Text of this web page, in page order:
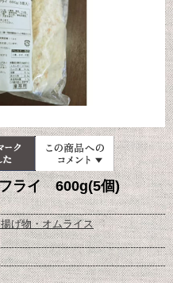
ライ 600g(5個)
げ物・オムライス